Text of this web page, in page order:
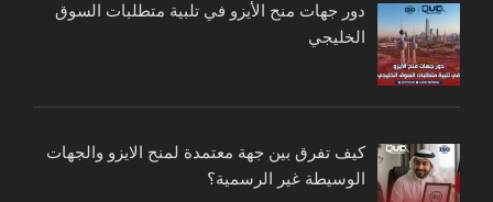
دور جهات منح الأيزو في تلبية متطلبات السوق
الخليجي
كيف تفرق بين جهة معتمدة لمنح الايزو والجهات
الوسيطة غير الرسمية؟